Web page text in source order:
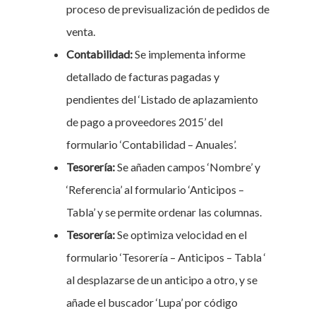
proceso de previsualización de pedidos de
venta.
Contabilidad:Se implementa informe
detallado de facturas pagadas y
pendientes del ‘Listado de aplazamiento
de pago a proveedores 2015’ del
formulario ‘Contabilidad – Anuales’.
Tesorería:Se añaden campos ‘Nombre’ y
‘Referencia’ al formulario ‘Anticipos –
Tabla’ y se permite ordenar las columnas.
Tesorería:Se optimiza velocidad en el
formulario ‘Tesorería – Anticipos – Tabla ‘
al desplazarse de un anticipo a otro, y se
añade el buscador ‘Lupa’ por código